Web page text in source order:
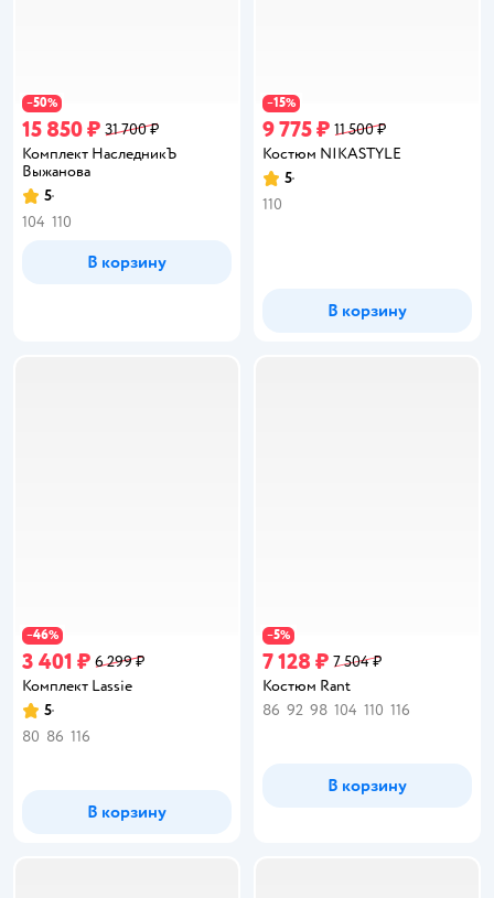
−50%
15 850 ₽ 31 700 ₽
Комплект НаследникЪ
Выжанова
Рейтинг:
5
104 110
В корзину
−15%
9 775 ₽ 11 500 ₽
Костюм NIKASTYLE
Рейтинг:
5
110
В корзину
−46%
3 401 ₽ 6 299 ₽
Комплект Lassie
Рейтинг:
5
80 86 116
В корзину
−5%
7 128 ₽ 7 504 ₽
Костюм Rant
86 92 98 104 110 116
В корзину